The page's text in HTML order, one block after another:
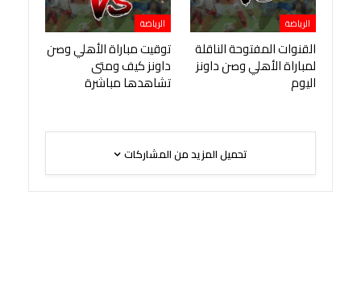
الرياضة
القنوات المفتوحة الناقلة
لمباراة الأهلي وصن داونز
اليوم
الرياضة
توقيت مباراة الأهلي وصن
داونز كيف ومتى
تشاهدها مباشرة
تحميل المزيد من المشاركات